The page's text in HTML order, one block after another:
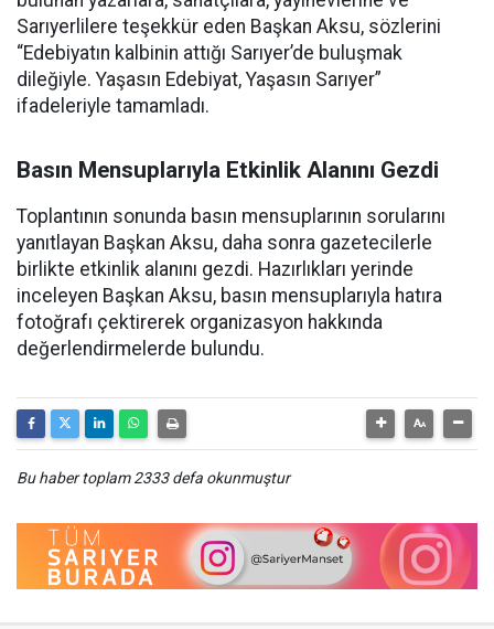
Sarıyerlilere teşekkür eden Başkan Aksu, sözlerini
“Edebiyatın kalbinin attığı Sarıyer’de buluşmak
dileğiyle. Yaşasın Edebiyat, Yaşasın Sarıyer”
ifadeleriyle tamamladı.
Basın Mensuplarıyla Etkinlik Alanını Gezdi
Toplantının sonunda basın mensuplarının sorularını
yanıtlayan Başkan Aksu, daha sonra gazetecilerle
birlikte etkinlik alanını gezdi. Hazırlıkları yerinde
inceleyen Başkan Aksu, basın mensuplarıyla hatıra
fotoğrafı çektirerek organizasyon hakkında
değerlendirmelerde bulundu.
Bu haber toplam 2333 defa okunmuştur